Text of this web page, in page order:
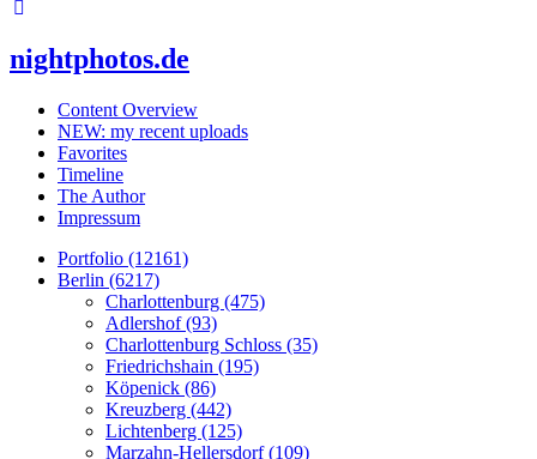
nightphotos.de
Content Overview
NEW: my recent uploads
Favorites
Timeline
The Author
Impressum
Portfolio (12161)
Berlin (6217)
Charlottenburg (475)
Adlershof (93)
Charlottenburg Schloss (35)
Friedrichshain (195)
Köpenick (86)
Kreuzberg (442)
Lichtenberg (125)
Marzahn-Hellersdorf (109)